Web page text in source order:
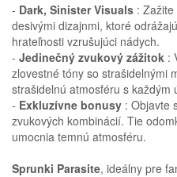
- Dark, Sinister Visuals :
desivými dizajnmi, ktoré
hrateľnosti vzrušujúci nádych.
- Jedinečný zvukový zážitok :
zlovestné tóny so strašidelnými
strašidelnú atmosféru s každým
- Exkluzívne bonusy : Objavte
zvukových kombinácií. Tie
umocnia temnú atmosféru.
Sprunki Parasite, ideálny pre